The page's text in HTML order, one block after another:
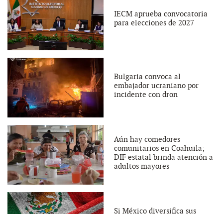
IECM aprueba convocatoria
para elecciones de 2027
Bulgaria convoca al
embajador ucraniano por
incidente con dron
Aún hay comedores
comunitarios en Coahuila;
DIF estatal brinda atención a
adultos mayores
Si México diversifica sus